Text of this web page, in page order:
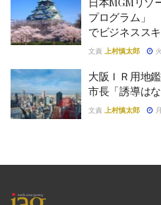
プログラム」
でビジネスス
文責 上村慎太郎
大阪ＩＲ用地
市長「誘導はな
文責 上村慎太郎